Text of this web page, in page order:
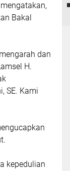
Bakal
dan
H.
SE. Kami
kepedulian